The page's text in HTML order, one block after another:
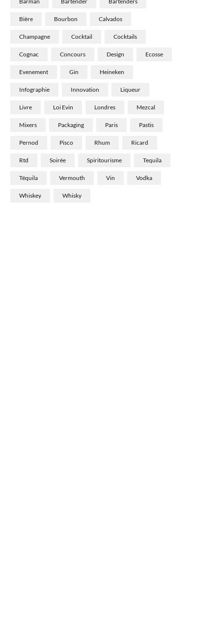
Bière Bourbon Calvados
Champagne Cocktail Cocktails
Cognac Concours Design Ecosse
Evenement Gin Heineken
Infographie Innovation Liqueur
Livre Loi Evin Londres Mezcal
Mixers Packaging Paris Pastis
Pernod Pisco Rhum Ricard
Rtd Soirée Spiritourisme Tequila
Téquila Vermouth Vin Vodka
Whiskey Whisky